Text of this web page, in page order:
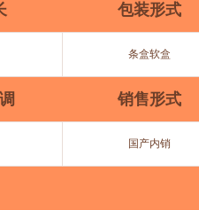
包装形式
条盒软盒
销售形式
国产内销